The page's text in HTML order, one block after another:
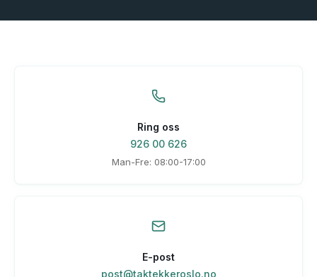
Ring oss
926 00 626
Man-Fre: 08:00-17:00
E-post
post@taktekkeroslo.no